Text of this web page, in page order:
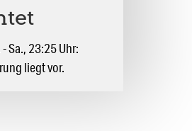
Sa., 23:25 Uhr:
liegt vor.